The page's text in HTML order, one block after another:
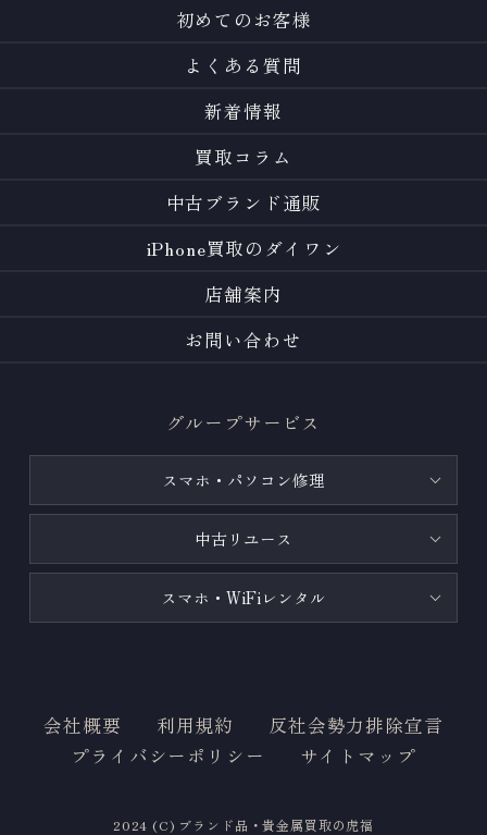
初めてのお客様
よくある質問
新着情報
買取コラム
中古ブランド通販
iPhone買取のダイワン
店舗案内
お問い合わせ
グループサービス
スマホ・パソコン修理
中古リユース
スマホ・WiFiレンタル
会社概要 利用規約
反社会勢力排除宣言
プライバシーポリシー
サイトマップ
2024 (C) ブランド品・貴金属買取の虎福